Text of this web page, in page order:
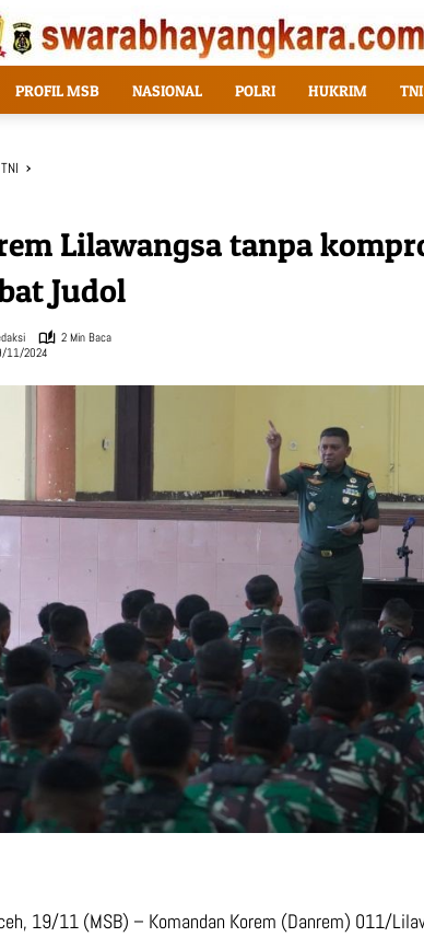
PROFIL MSB NASIONAL POLRI HUKRIM TNI
TNI
Lilawangsa tanpa
Judol
2 Min Baca
11/2024
19/11 (MSB) – Komandan Korem (Danrem) 011/